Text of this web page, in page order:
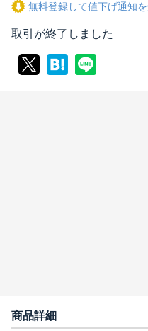
無料登録して値下げ通知
取引が終了しました
商品詳細